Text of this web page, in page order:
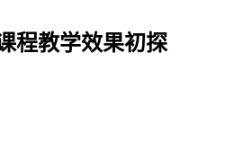
程教学效果初探